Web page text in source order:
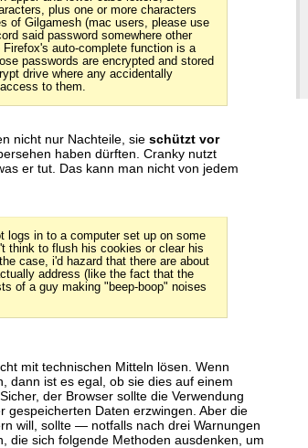
plus one or more characters
of Gilgamesh (mac users, please use
said password somewhere other
auto-complete function is a
passwords are encrypted and stored
drive where any accidentally
to them.
nicht nur Nachteile, sieschützt vor
haben dürften. Cranky nutzt
er tut. Das kann man nicht von jedem
logs in to a computer set up on some
think to flush his cookies or clear his
case, i'd hazard that there are about
address (like the fact that the
of a guy making "beep-boop" noises
mit technischen Mitteln lösen. Wenn
dann ist es egal, ob sie dies auf einem
der Browser sollte die Verwendung
gespeicherten Daten erzwingen. Aber die
will, sollte — notfalls nach drei Warnungen
die sich folgende Methoden ausdenken, um